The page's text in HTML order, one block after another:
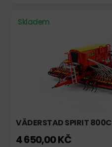
Skladem
VÄDERSTAD SPIRIT 800C
4 650,00 KČ